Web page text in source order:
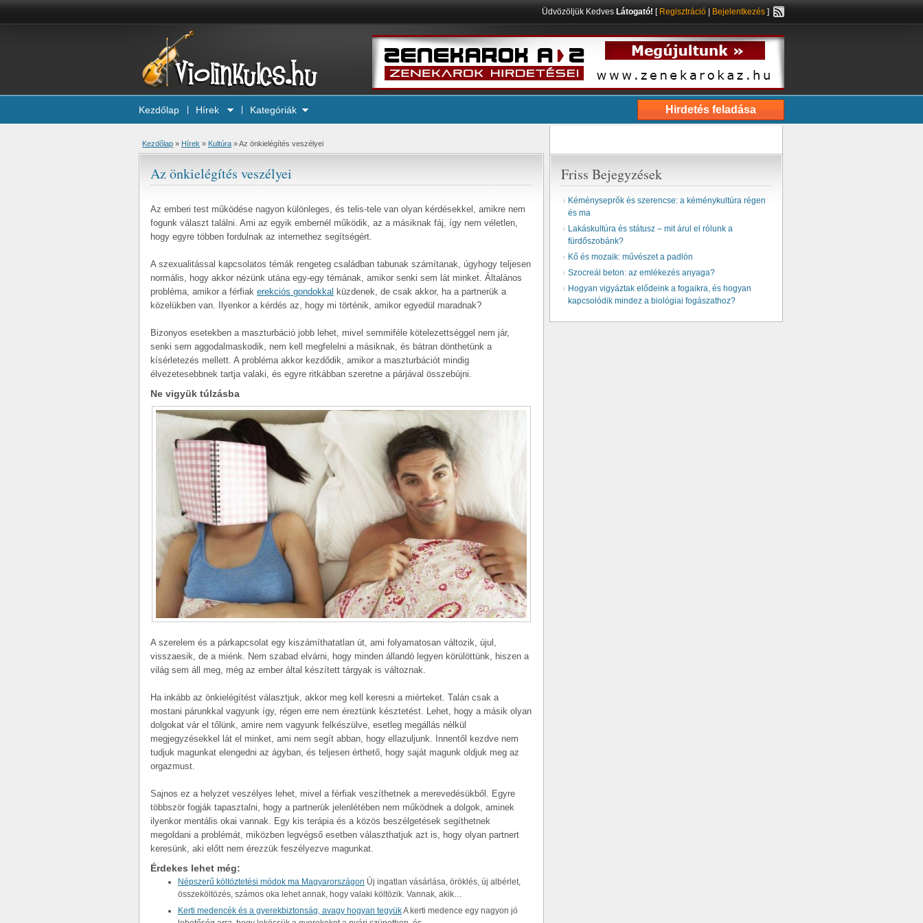
Üdvözöljük Kedves Látogató! [ Regisztráció Bejelentkezés ]
Hirdetés feladása
Kezdőlap Hírek Kategóriák
Kezdőlap » Hírek » Kultúra »Az önkielégítés veszélyei
Az önkielégítés veszélyei
Az emberi test működése nagyon különleges, és telis-tele van olyan kérdésekkel, amikre nem
fogunk választ találni. Ami az egyik embernél működik, az a másiknak fáj, így nem véletlen,
hogy egyre többen fordulnak az internethez segítségért.
A szexualitással kapcsolatos témák rengeteg családban tabunak számítanak, úgyhogy teljesen
normális, hogy akkor nézünk utána egy-egy témának, amikor senki sem lát minket. Általános
probléma, amikor a férfiak erekciós gondokkal küzdenek, de csak akkor, ha a partnerük a
közelükben van. Ilyenkor a kérdés az, hogy mi történik, amikor egyedül maradnak?
Bizonyos esetekben a maszturbáció jobb lehet, mivel semmiféle kötelezettséggel nem jár,
senki sem aggodalmaskodik, nem kell megfelelni a másiknak, és bátran dönthetünk a
kísérletezés mellett. A probléma akkor kezdődik, amikor a maszturbációt mindig
élvezetesebbnek tartja valaki, és egyre ritkábban szeretne a párjával összebújni.
Ne vigyük túlzásba
A szerelem és a párkapcsolat egy kiszámíthatatlan út, ami folyamatosan változik, újul,
visszaesik, de a miénk. Nem szabad elvárni, hogy minden állandó legyen körülöttünk, hiszen a
világ sem áll meg, még az ember által készített tárgyak is változnak.
Ha inkább az önkielégítést választjuk, akkor meg kell keresni a miérteket. Talán csak a
mostani párunkkal vagyunk így, régen erre nem éreztünk késztetést. Lehet, hogy a másik olyan
dolgokat vár el tőlünk, amire nem vagyunk felkészülve, esetleg megállás nélkül
megjegyzésekkel lát el minket, ami nem segít abban, hogy ellazuljunk. Innentől kezdve nem
tudjuk magunkat elengedni az ágyban, és teljesen érthető, hogy saját magunk oldjuk meg az
orgazmust.
Sajnos ez a helyzet veszélyes lehet, mivel a férfiak veszíthetnek a merevedésükből. Egyre
többször fogják tapasztalni, hogy a partnerük jelenlétében nem működnek a dolgok, aminek
ilyenkor mentális okai vannak. Egy kis terápia és a közös beszélgetések segíthetnek
megoldani a problémát, miközben legvégső esetben választhatjuk azt is, hogy olyan partnert
keresünk, aki előtt nem érezzük feszélyezve magunkat.
Érdekes lehet még:
Népszerű költöztetési módok ma Magyarországon Új ingatlan vásárlása, öröklés, új albérlet,
összeköltözés, számos oka lehet annak, hogy valaki költözik. Vannak, akik…
Kerti medencék és a gyerekbiztonság, avagy hogyan tegyükA kerti medence egy nagyon jó
Friss Bejegyzések
Kéményseprők és szerencse: a kéménykultúra régen
és ma
Lakáskultúra és státusz – mit árul el rólunk a
fürdőszobánk?
Kő és mozaik: művészet a padlón
Szocreál beton: az emlékezés anyaga?
Hogyan vigyáztak elődeink a fogaikra, és hogyan
kapcsolódik mindez a biológiai fogászathoz?